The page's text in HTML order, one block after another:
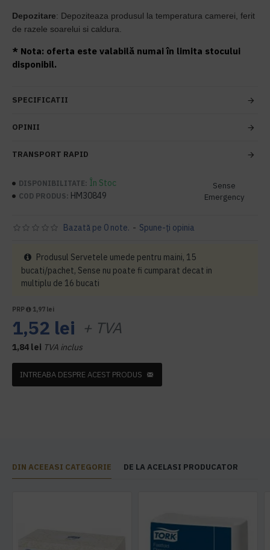
Depozitare: Depoziteaza produsul la temperatura camerei, ferit
de razele soarelui si caldura.
* Nota: oferta este valabilă numai în limita stocului
disponibil.
SPECIFICATII
OPINII
TRANSPORT RAPID
DISPONIBILITATE: În Stoc
COD PRODUS: HM30849
Sense
Emergency
Bazată pe 0 note. - Spune-ţi opinia
PRP 1,97 lei
1,52 lei + TVA
1,84 lei TVA inclus
Produsul Servetele umede pentru maini, 15
bucati/pachet, Sense nu poate fi cumparat decat in
multiplu de 16 bucati
INTREABA DESPRE ACEST PRODUS
DIN ACEEASI CATEGORIE DE LA ACELASI PRODUCATOR